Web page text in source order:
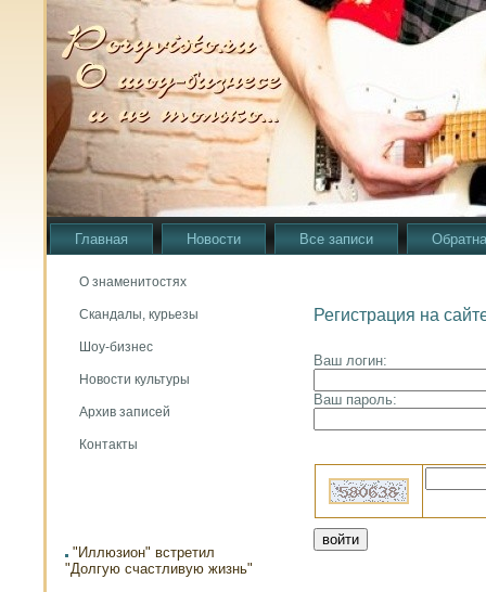
Главная Новости Все записи
О знаменитостях
Скандалы, курьезы
Шоу-бизнес
Новости культуры
Архив записей
Контакты
"Иллюзион" встретил
"Долгую счастливую жизнь"
Регистрация на
Ваш логин:
Ваш пароль: